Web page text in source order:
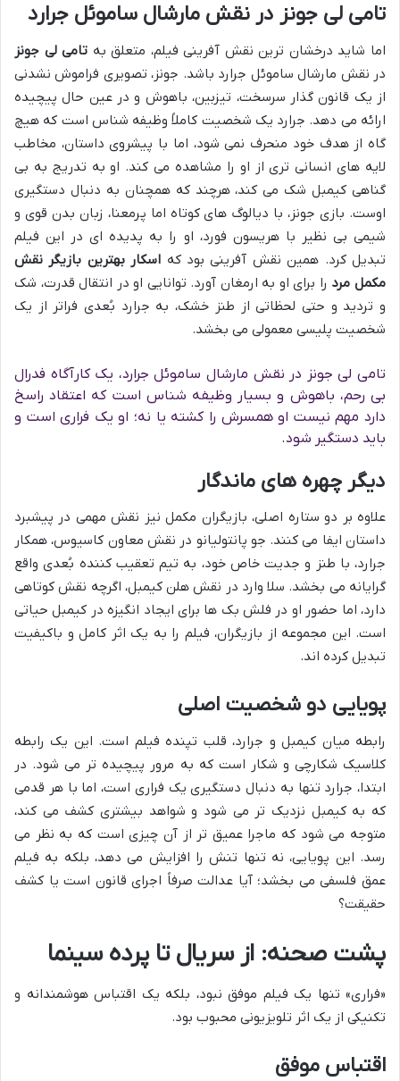
تامی لی جونز در نقش مارشال ساموئل جرارد
اما شاید درخشان ترین نقش آفرینی فیلم، متعلق به تامی لی جونز
در نقش مارشال ساموئل جرارد باشد. جونز، تصویری فراموش نشدنی
از یک قانون گذار سرسخت، تیزبین، باهوش و در عین حال پیچیده
ارائه می دهد. جرارد یک شخصیت کاملاً وظیفه شناس است که هیچ
گاه از هدف خود منحرف نمی شود، اما با پیشروی داستان، مخاطب
لایه های انسانی تری از او را مشاهده می کند. او به تدریج به بی
گناهی کیمبل شک می کند، هرچند که همچنان به دنبال دستگیری
اوست. بازی جونز، با دیالوگ های کوتاه اما پرمعنا، زبان بدن قوی و
شیمی بی نظیر با هریسون فورد، او را به پدیده ای در این فیلم
تبدیل کرد. همین نقش آفرینی بود که اسکار بهترین بازیگر نقش
مکمل مرد را برای او به ارمغان آورد. توانایی او در انتقال قدرت، شک
و تردید و حتی لحظاتی از طنز خشک، به جرارد بُعدی فراتر از یک
شخصیت پلیسی معمولی می بخشد.
تامی لی جونز در نقش مارشال ساموئل جرارد، یک کارآگاه فدرال
بی رحم، باهوش و بسیار وظیفه شناس است که اعتقاد راسخ
دارد مهم نیست او همسرش را کشته یا نه؛ او یک فراری است و
باید دستگیر شود.
دیگر چهره های ماندگار
علاوه بر دو ستاره اصلی، بازیگران مکمل نیز نقش مهمی در پیشبرد
داستان ایفا می کنند. جو پانتولیانو در نقش معاون کاسیوس، همکار
جرارد، با طنز و جدیت خاص خود، به تیم تعقیب کننده بُعدی واقع
گرایانه می بخشد. سلا وارد در نقش هلن کیمبل، اگرچه نقش کوتاهی
دارد، اما حضور او در فلش بک ها برای ایجاد انگیزه در کیمبل حیاتی
است. این مجموعه از بازیگران، فیلم را به یک اثر کامل و باکیفیت
تبدیل کرده اند.
پویایی دو شخصیت اصلی
رابطه میان کیمبل و جرارد، قلب تپنده فیلم است. این یک رابطه
کلاسیک شکارچی و شکار است که به مرور پیچیده تر می شود. در
ابتدا، جرارد تنها به دنبال دستگیری یک فراری است، اما با هر قدمی
که به کیمبل نزدیک تر می شود و شواهد بیشتری کشف می کند،
متوجه می شود که ماجرا عمیق تر از آن چیزی است که به نظر می
رسد. این پویایی، نه تنها تنش را افزایش می دهد، بلکه به فیلم
عمق فلسفی می بخشد؛ آیا عدالت صرفاً اجرای قانون است یا کشف
حقیقت؟
پشت صحنه: از سریال تا پرده سینما
«فراری» تنها یک فیلم موفق نبود، بلکه یک اقتباس هوشمندانه و
تکنیکی از یک اثر تلویزیونی محبوب بود.
اقتباس موفق